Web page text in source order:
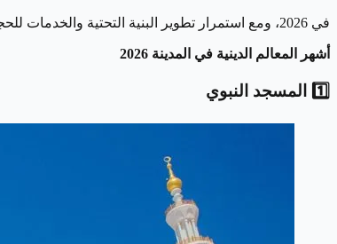
في 2026، ومع استمرار تطوير البنية التحتية والخدمات للحجاج والمعتمرين، تبقى هذه أبرز المعالم الدينية التي لا يمكن تفويتها في المدينة المنورة.
أشهر المعالم الدينية في المدينة 2026
1️⃣ المسجد النبوي